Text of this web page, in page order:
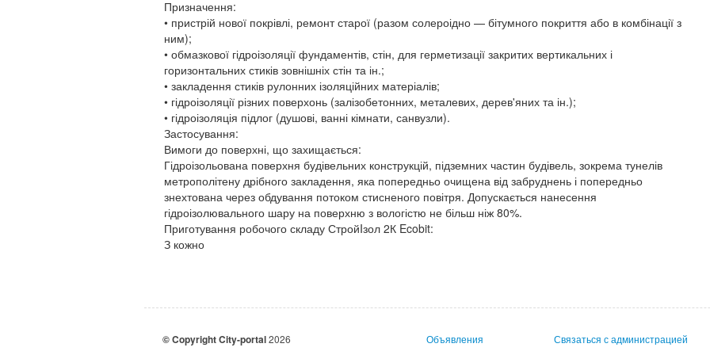
Призначення:
• пристрій нової покрівлі, ремонт старої (разом солероідно — бітумного покриття або в комбінації з
ним);
• обмазкової гідроізоляції фундаментів, стін, для герметизації закритих вертикальних і
горизонтальних стиків зовнішніх стін та ін.;
• закладення стиків рулонних ізоляційних матеріалів;
• гідроізоляції різних поверхонь (залізобетонних, металевих, дерев'яних та ін.);
• гідроізоляція підлог (душові, ванні кімнати, санвузли).
Застосування:
Вимоги до поверхні, що захищається:
Гідроізольована поверхня будівельних конструкцій, підземних частин будівель, зокрема тунелів
метрополітену дрібного закладення, яка попередньо очищена від забруднень і попередньо
знехтована через обдування потоком стисненого повітря. Допускається нанесення
гідроізолювального шару на поверхню з вологістю не більш ніж 80%.
Приготування робочого складу СтройIзол 2К Ecobit:
З кожно
© Copyright City-portal2026
Объявления
Связаться с администрацией